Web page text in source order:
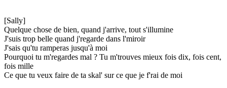
[Sally]
Quelque chose de bien, quand j'arrive, tout s'illumine
J'suis trop belle quand j'regarde dans l'miroir
J'sais qu'tu ramperas jusqu'à moi
Pourquoi tu m'regardes mal ? Tu m'trouves mieux fois dix, fois cent,
fois mille
Ce que tu veux faire de ta skal' sur ce que je f'rai de moi